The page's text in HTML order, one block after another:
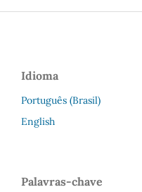
Idioma
Português (Brasil)
English
Palavras-chave